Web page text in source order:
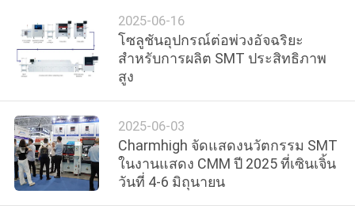
กับ
เรา
ทัวร์
โรงงาน
2025-06-16
โซลูชันอุปกรณ์ต่อพ่วงอัจฉริยะ
สำหรับการผลิต SMT ประสิทธิภาพ
สูง
2025-06-03
Charmhigh จัดแสดงนวัตกรรม SMT
ในงานแสดง CMM ปี 2025 ที่เซินเจิ้น
วันที่ 4-6 มิถุนายน